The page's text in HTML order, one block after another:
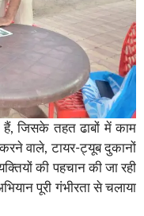
जिसके तहत ढाबों में काम
करने वाले, टायर-ट्यूब दुकानों
की पहचान की जा रही
पूरी गंभीरता से चलाया